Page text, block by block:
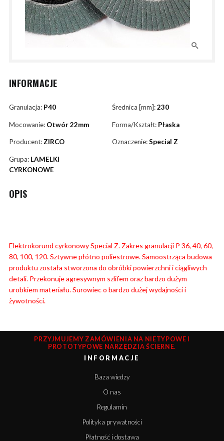
INFORMACJE
Granulacja: P40 Średnica [mm]:230
Mocowanie: Otwór 22mm Forma/Kształt: Płaska
Producent: ZIRCO Oznaczenie:Special Z
Grupa: LAMELKI
CYRKONOWE
OPIS
Elektrokorund cyrkonowy Special Z. Zakres granulacji P 36, 40, 60,
80, 100, 120. Sztywne płótno poliestrowe. Samoostrząca budowa
produktu została stworzona do obróbki powierzchni i ciągliwych
detali. Przekonuje agresywnym szlifem oraz bardzo dużym
urobkiem materiału. Surowiec o bardzo dużej wydajności i
żywotności.
PRZYJMUJEMY ZAMÓWIENIA NA NIETYPOWE I
PROTOTYPOWE NARZĘDZIA ŚCIERNE.
INFORMACJE
Baza wiedzy
O nas
Regulamin
Polityka prywatności
Płatność i dostawa